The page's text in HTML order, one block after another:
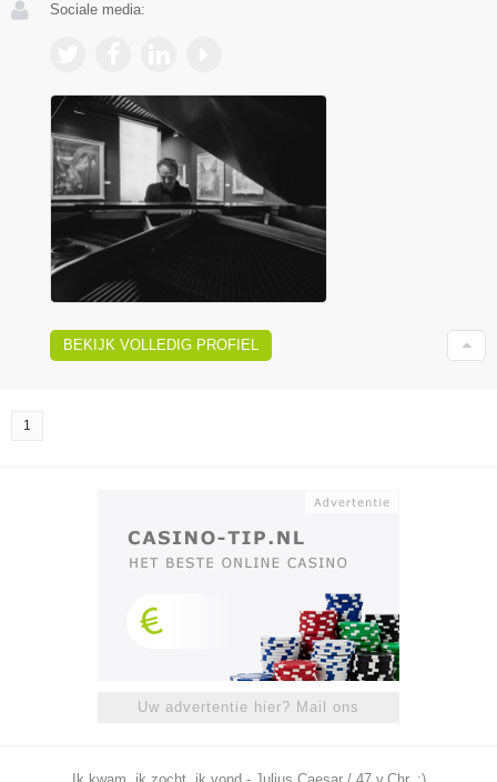
Sociale media:
BEKIJK VOLLEDIG PROFIEL
1
Uw advertentie hier? Mail ons